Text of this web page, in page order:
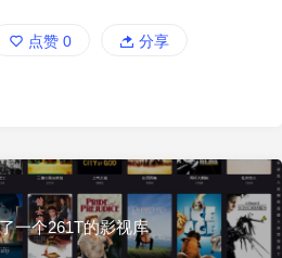
点赞 0 分享
一个261T的影视库